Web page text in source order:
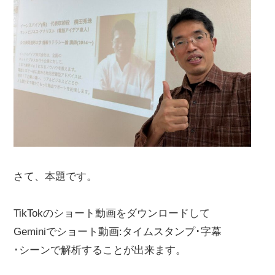
さて、本題です。
TikTokのショート動画をダウンロードして
Geminiでショート動画:タイムスタンプ･字幕
･シーンで解析することが出来ます。